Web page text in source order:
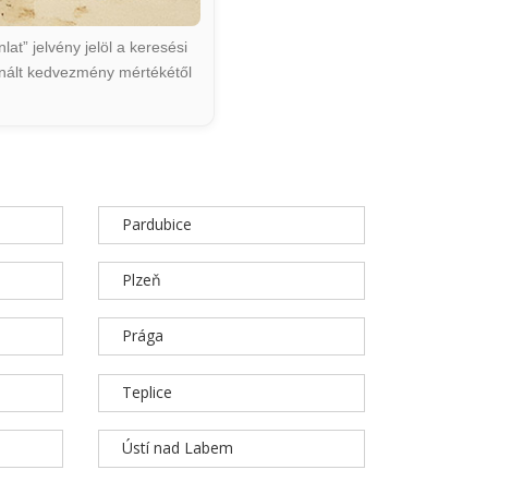
jelvény jelöl a keresési
kedvezmény mértékétől
Pardubice
Plzeň
Prága
Teplice
Ústí nad Labem